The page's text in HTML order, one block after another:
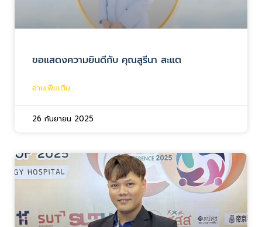
ขอแสดงความยินดีกับ คุณสูรีนา สะแต
อ่านเพิ่มเติม...
26 กันยายน 2025